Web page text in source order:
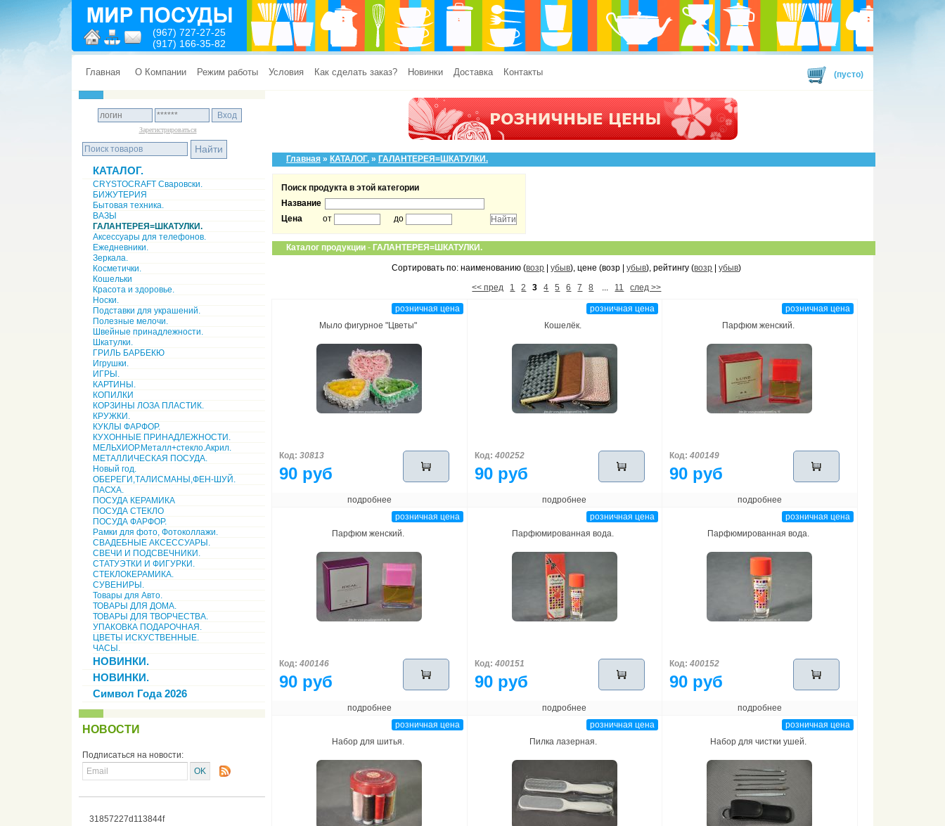
(967) 727-27-25
(917) 166-35-82
Главная О Компании Режим работы Условия Как сделать заказ? Новинки Доставка Контакты (пусто)
Зарегистрироваться
КАТАЛОГ.
CRYSTOCRAFT Сваровски.
БИЖУТЕРИЯ
Бытовая техника.
ВАЗЫ
ГАЛАНТЕРЕЯ=ШКАТУЛКИ.
Аксессуары для телефонов.
Ежедневники.
Зеркала.
Косметички.
Кошельки
Красота и здоровье.
Носки.
Подставки для украшений.
Полезные мелочи.
Швейные принадлежности.
Шкатулки.
ГРИЛЬ БАРБЕКЮ
Игрушки.
ИГРЫ.
КАРТИНЫ.
КОПИЛКИ
КОРЗИНЫ ЛОЗА ПЛАСТИК.
КРУЖКИ.
КУКЛЫ ФАРФОР.
КУХОННЫЕ ПРИНАДЛЕЖНОСТИ.
МЕЛЬХИОР.Металл+стекло.Акрил.
МЕТАЛЛИЧЕСКАЯ ПОСУДА.
Новый год.
ОБЕРЕГИ,ТАЛИСМАНЫ,ФЕН-ШУЙ.
ПАСХА.
ПОСУДА КЕРАМИКА
ПОСУДА СТЕКЛО
ПОСУДА ФАРФОР.
Рамки для фото, Фотоколлажи.
СВАДЕБНЫЕ АКСЕССУАРЫ.
СВЕЧИ И ПОДСВЕЧНИКИ.
СТАТУЭТКИ И ФИГУРКИ.
СТЕКЛОКЕРАМИКА.
СУВЕНИРЫ.
Товары для Авто.
ТОВАРЫ ДЛЯ ДОМА.
ТОВАРЫ ДЛЯ ТВОРЧЕСТВА.
УПАКОВКА ПОДАРОЧНАЯ.
ЦВЕТЫ ИСКУСТВЕННЫЕ.
ЧАСЫ.
НОВИНКИ.
НОВИНКИ.
Символ Года 2026
НОВОСТИ
Подписаться на новости:
31857227d113844f
Главная » КАТАЛОГ. » ГАЛАНТЕРЕЯ=ШКАТУЛКИ.
Поиск продукта в этой категории
Название
Цена
от до
Каталог продукции - ГАЛАНТЕРЕЯ=ШКАТУЛКИ.
Сортировать по: наименованию (возр |убыв), цене (возр |убыв), рейтингу (возр |убыв)
<< пред
1 2 3 4 5 6 7 8 ... 11 след >>
розничная цена
Мыло фигурное "Цветы"
Код: 30813
90 руб
подробнее
розничная цена
Кошелёк.
Код: 400252
90 руб
подробнее
розничная цена
Парфюм женский.
Код: 400149
90 руб
подробнее
розничная цена
Парфюм женский.
Код: 400146
90 руб
подробнее
розничная цена
Парфюмированная вода.
Код: 400151
90 руб
подробнее
розничная цена
Парфюмированная вода.
Код: 400152
90 руб
подробнее
розничная цена
Набор для шитья.
розничная цена
Пилка лазерная.
розничная цена
Набор для чистки ушей.